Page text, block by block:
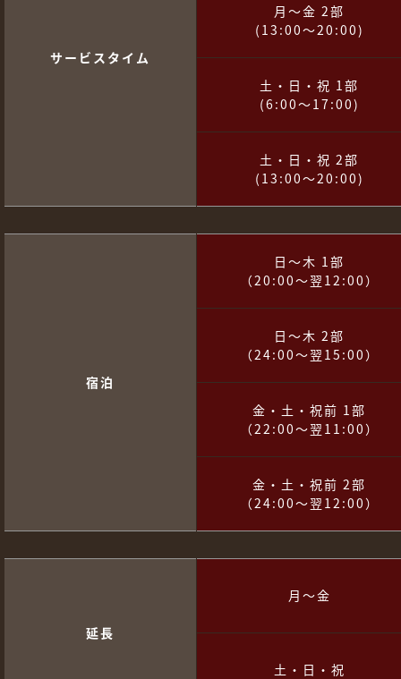
サービスタイム
月～金 2部
(13:00～20:00)
土・日・祝 1部
(6:00～17:00)
土・日・祝 2部
(13:00～20:00)
宿泊
日～木 1部
（20:00～翌12:00）
日～木 2部
（24:00～翌15:00）
金・土・祝前 1部
（22:00～翌11:00）
金・土・祝前 2部
（24:00～翌12:00）
延長
月～金
土・日・祝